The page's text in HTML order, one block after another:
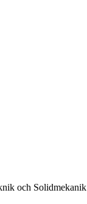
och Solidmekanik